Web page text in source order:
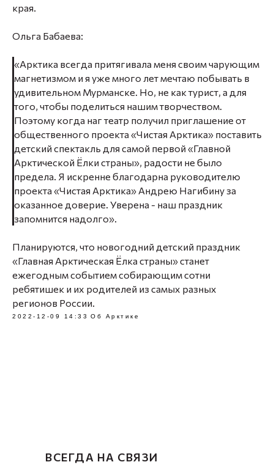
края.
Ольга Бабаева:
«Арктика всегда притягивала меня своим чарующим
магнетизмом и я уже много лет мечтаю побывать в
удивительном Мурманске. Но, не как турист, а для
того, чтобы поделиться нашим творчеством.
Поэтому когда наг театр получил приглашение от
общественного проекта «Чистая Арктика» поставить
детский спектакль для самой первой «Главной
Арктической Ёлки страны», радости не было
предела. Я искренне благодарна руководителю
проекта «Чистая Арктика» Андрею Нагибину за
оказанное доверие. Уверена - наш праздник
запомнится надолго».
Планируются, что новогодний детский праздник
«Главная Арктическая Ёлка страны» станет
ежегодным событием собирающим сотни
ребятишек и их родителей из самых разных
регионов России.
2022-12-09 14:33 Об Арктике
ВСЕГДА НА СВЯЗИ